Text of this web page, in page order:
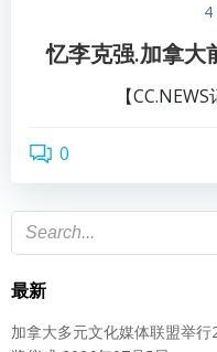
4
忆李克强.加拿大
【
0
最新
加拿大多元文化媒体联盟举